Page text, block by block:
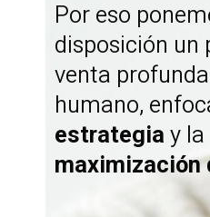
Por eso
disposición un
venta
humano,
estrategia y la
maximización